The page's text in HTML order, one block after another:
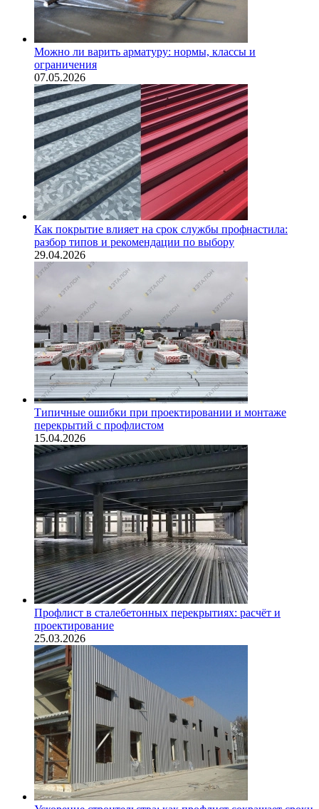
Можно ли варить арматуру: нормы, классы и
ограничения
07.05.2026
Как покрытие влияет на срок службы профнастила:
разбор типов и рекомендации по выбору
29.04.2026
Типичные ошибки при проектировании и монтаже
перекрытий с профлистом
15.04.2026
Профлист в сталебетонных перекрытиях: расчёт и
проектирование
25.03.2026